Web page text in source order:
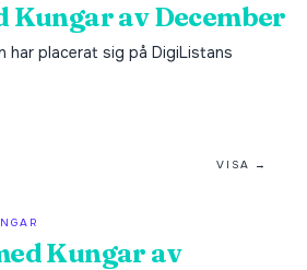
Kungar av December
har placerat sig på DigiListans
VISA →
Kungar av